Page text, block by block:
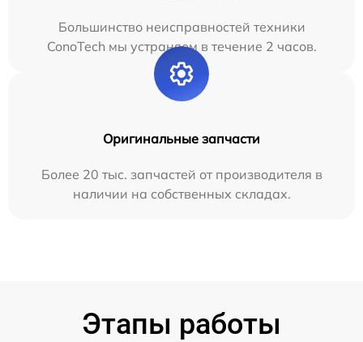
Большинство неисправностей техники
ConoTech мы устраняем в течение 2 часов.
Оригинальные запчасти
Более 20 тыс. запчастей от производителя в
наличии на собственных складах.
Этапы работы